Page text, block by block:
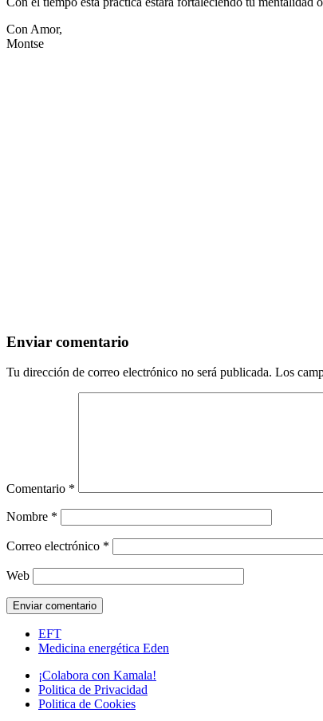
Con Amor,
Montse
Enviar comentario
Tu dirección de correo electrónico no será publicada. Los
Comentario *
Nombre *
Correo electrónico *
Web
EFT
Medicina energética Eden
¡Colabora con Kamala!
Politica de Privacidad
Politica de Cookies